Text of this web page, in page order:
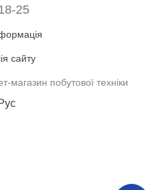
25
сайту
магазин побутової техніки